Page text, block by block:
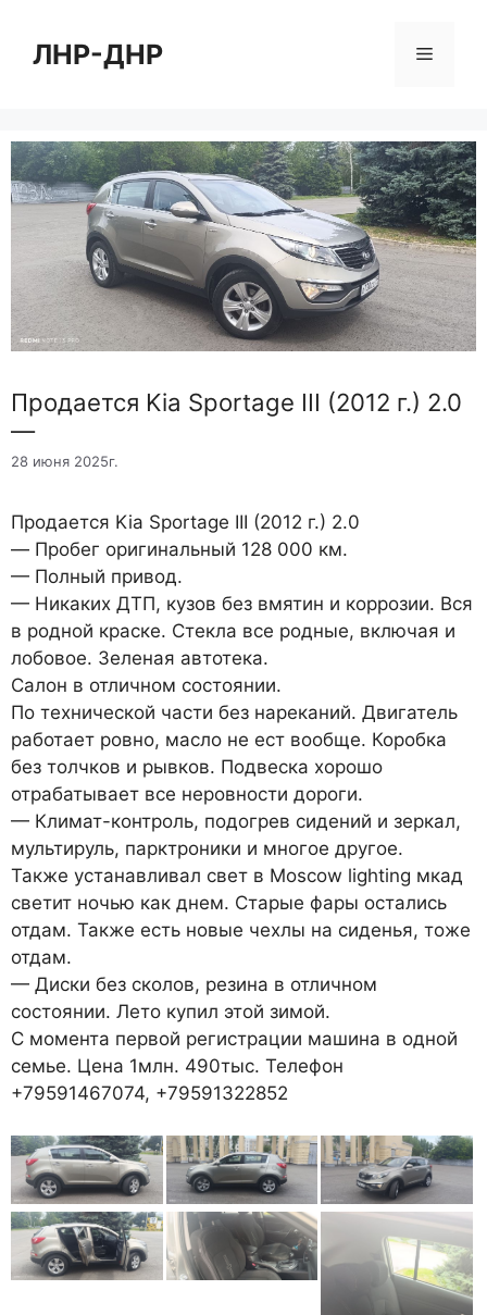
содержимому
ЛНР-ДНР Меню
Продается Kia Sportage III (2012 г.) 2.0
—
28 июня 2025г.
Продается Kia Sportage III (2012 г.) 2.0
— Пробег оригинальный 128 000 км.
— Полный привод.
— Никаких ДТП, кузов без вмятин и коррозии. Вся
в родной краске. Стекла все родные, включая и
лобовое. Зеленая автотека.
Салон в отличном состоянии.
По технической части без нареканий. Двигатель
работает ровно, масло не ест вообще. Коробка
без толчков и рывков. Подвеска хорошо
отрабатывает все неровности дороги.
— Климат-контроль, подогрев сидений и зеркал,
мультируль, парктроники и многое другое.
Также устанавливал свет в Moscow lighting мкад
светит ночью как днем. Старые фары остались
отдам. Также есть новые чехлы на сиденья, тоже
отдам.
— Диски без сколов, резина в отличном
состоянии. Лето купил этой зимой.
С момента первой регистрации машина в одной
семье. Цена 1млн. 490тыс. Телефон
+79591467074, +79591322852